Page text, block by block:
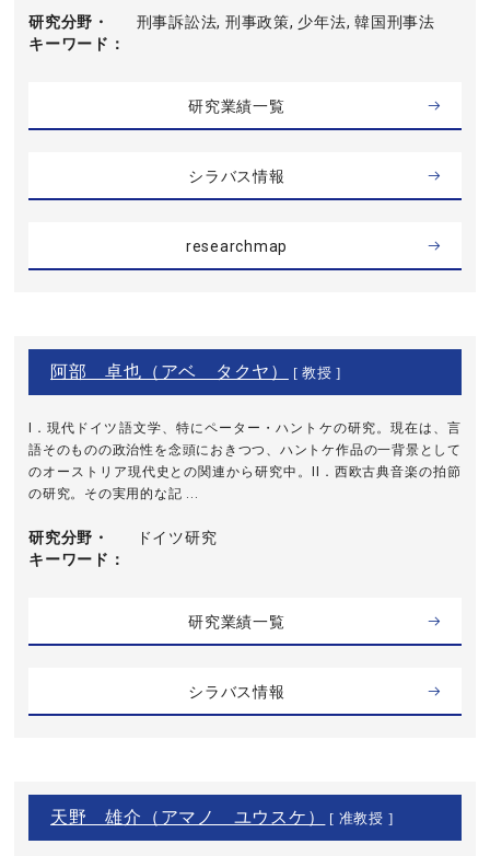
研究分野・
キーワード
刑事訴訟法, 刑事政策, 少年法, 韓国刑事法
研究業績一覧
シラバス情報
researchmap
阿部 卓也（アベ タクヤ） [ 教授 ]
I．現代ドイツ語文学、特にペーター・ハントケの研究。現在は、言
語そのものの政治性を念頭におきつつ、ハントケ作品の一背景として
のオーストリア現代史との関連から研究中。II．西欧古典音楽の拍節
の研究。その実用的な記 ...
研究分野・
キーワード
ドイツ研究
研究業績一覧
シラバス情報
天野 雄介（アマノ ユウスケ） [ 准教授 ]